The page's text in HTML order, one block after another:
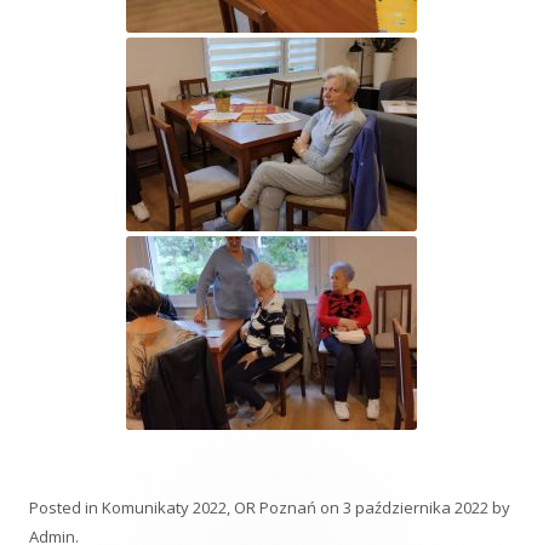
Posted in Komunikaty 2022, OR Poznań on 3 października 2022by
Admin.